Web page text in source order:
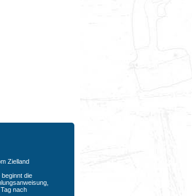
Zielland
die
nach